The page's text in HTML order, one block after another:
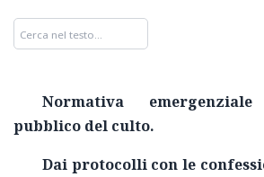
Normativa
pubblico del culto.
Dai protocolli con le